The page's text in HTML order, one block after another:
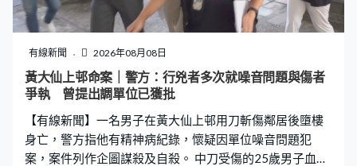
定要外出。因為今天是假期，我們不能留在家中，（喝了
多少水？）你看、很多很多。」 就算無懼炎熱做運動，都
逗留不到太長時間，陳先生：「剛剛出來已經濕透，（預
計會再運動多久？）差不多了太熱，（總共多久、有沒有
一小時？）應該沒有，剛剛出來15分鐘，已經『大汗滴細
極端酷
有線新聞 2026年08月08日
黃大仙上邨命案｜警方：行兇者多次就噪音問題與傷者
爭執 曾提出調單位已獲批
【有線新聞】一名男子在黃大仙上邨用刀斬傷鄰居後墮樓
身亡，警方指他有精神病紀錄，懷疑因單位噪音問題犯
案，案件列作企圖謀殺及自殺。 中刀受傷的25歲男子血流